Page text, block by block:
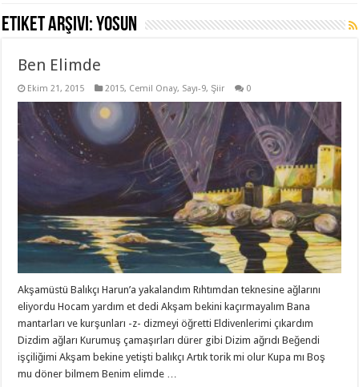
Etiket Arşivi:yosun
Ben Elimde
Ekim 21, 2015 2015, Cemil Onay, Sayı-9,Şiir 0
Akşamüstü Balıkçı Harun’a yakalandım Rıhtımdan teknesine ağlarını
eliyordu Hocam yardım et dedi Akşam bekini kaçırmayalım Bana
mantarları ve kurşunları -z- dizmeyi öğretti Eldivenlerimi çıkardım
Dizdim ağları Kurumuş çamaşırları dürer gibi Dizim ağrıdı Beğendi
işçiliğimi Akşam bekine yetişti balıkçı Artık torik mi olur Kupa mı Boş
mu döner bilmem Benim elimde …